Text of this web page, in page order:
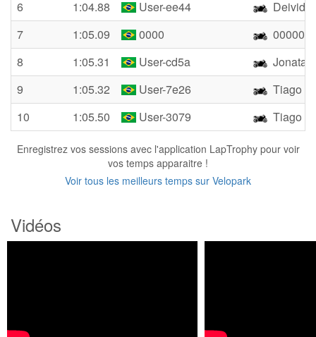
6
1:04.88 User-ee44
Deividi
7
1:05.09 0000
000000
8
1:05.31 User-cd5a
9
1:05.32 User-7e26
Tiago
10
1:05.50 User-3079 Tiago
Enregistrez vos sessions avec l'application LapTrophy pour voir
vos temps apparaitre !
Voir tous les meilleurs temps sur Velopark
Vidéos